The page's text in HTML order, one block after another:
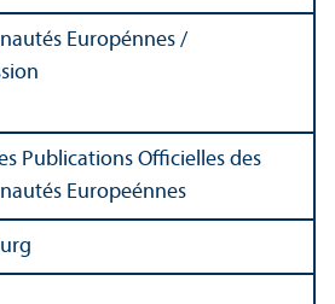
Europénnes /
Publications Officielles des
Europeénnes